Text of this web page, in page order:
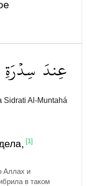
عِندَ سِدۡرَةِ
Sidrati Al-Muntahá
[1]
Аллах и
в таком